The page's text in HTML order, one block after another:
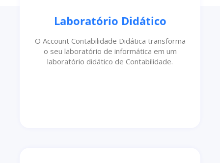
Laboratório Didático
O Account Contabilidade Didática transforma
o seu laboratório de informática em um
laboratório didático de Contabilidade.